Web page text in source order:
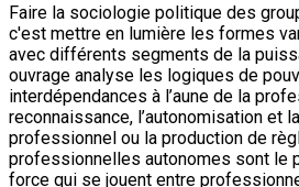
Faire la sociologie politique des
c'est mettre en lumière les formes
avec différents segments de la
ouvrage analyse les logiques de
interdépendances à l’aune de la
reconnaissance, l’autonomisation et
professionnel ou la production de
professionnelles autonomes sont le
force qui se jouent entre